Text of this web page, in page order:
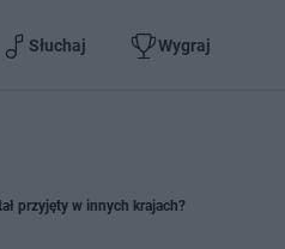
Słuchaj Wygraj
przyjęty w innych krajach?